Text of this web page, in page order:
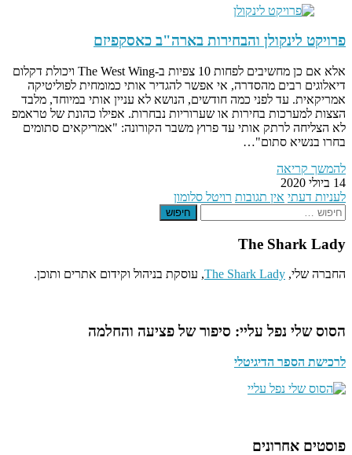
פרויקט לינקולן והבחירות בארה"ב כאסקפיזם
אלא אם כן מחשיבים לפחות 10 צפיות ב-The West Wing ויכולת דקלום
דיאלוגים רבים מהסדרה, אי אפשר להגדיר אותי כמומחית לפוליטיקה
אמריקאית. עד לפני כמה חודשים, הנושא לא עניין אותי במיוחד, מלבד
הצצות למערכות בחירות או שערוריות נבחרות. אפילו כהונת של טראמפ
לא הצליחה לרתק אותי עד פרוץ משבר הקורונה: "אמריקאים סתומים
בחרו בנשיא סתום"…
להמשך קריאה
14 ביולי 2020
לעניות דעתי אין תגובות רויטל סלומון
חיפוש
The Shark Lady
החברה שלי, The Shark Lady, עוסקת בניהול וקידום אתרים ותוכן.
הסוס שלי נפל עליי: סיפור של פציעה והחלמה
לרכישת הספר הדיגיטלי
פוסטים אחרונים